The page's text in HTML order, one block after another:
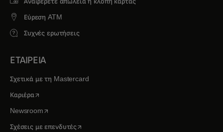
Εύρεση ATM
Συχνές ερωτήσεις
ΕΤΑΙΡΕΙΑ
Σχετικά με τη Mastercard
Καριέραopens in a new tab
Newsroomopens in a new tab
Σχέσεις με επενδυτέςopens in a new tab